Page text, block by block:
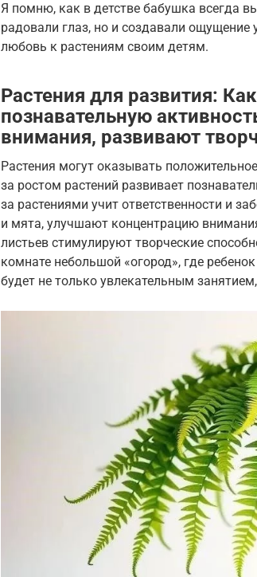
Я помню, как в детстве бабушка всегда
радовали глаз, но и создавали ощущение
любовь к растениям своим детям.
Растения для развития:
познавательную
внимания, развивают
Растения могут оказывать
за ростом растений развивает
за растениями учит ответственности и
и мята, улучшают концентрацию
листьев стимулируют творческие
комнате небольшой «огород», где
будет не только увлекательным